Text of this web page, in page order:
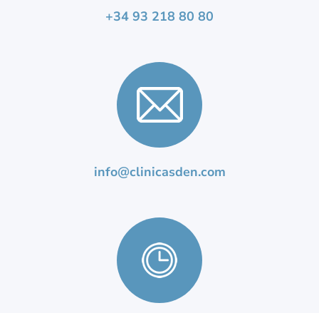
+34 93 218 80 80
info@clinicasden.com